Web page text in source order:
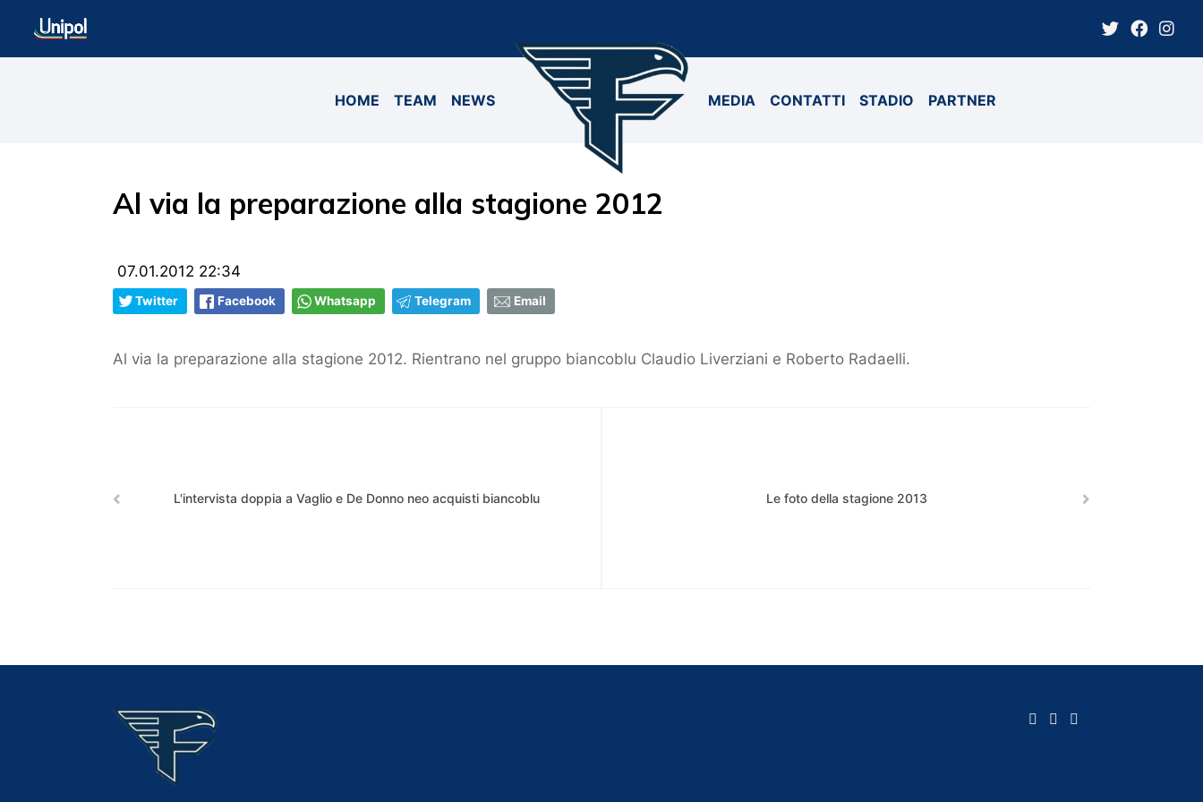
HOME TEAM NEWS MEDIA CONTATTI STADIO PARTNER
Al via la preparazione alla stagione 2012
07.01.2012 22:34
Twitter Facebook Whatsapp Telegram Email
Al via la preparazione alla stagione 2012. Rientrano nel gruppo biancoblu Claudio Liverziani e Roberto Radaelli.
L'intervista doppia a Vaglio e De Donno neo acquisti biancoblu Le foto della stagione 2013